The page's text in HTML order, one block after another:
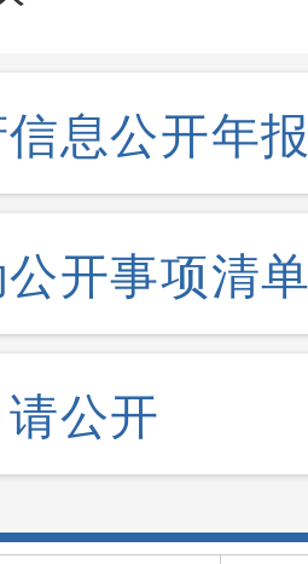
息公开年
公开事项清
公开